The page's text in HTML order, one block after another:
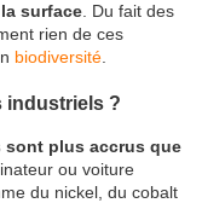
surface . Du fait des
rien de ces
biodiversité
industriels ?
sont plus accrus que
ou voiture
du nickel, du cobalt